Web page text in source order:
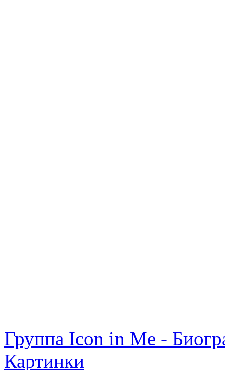
Группа Icon in Me -
Картинки